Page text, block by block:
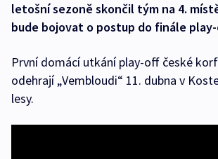
letošní sezoně skončil tým na 4.
bude bojovat o postup do finále
První domácí utkání play-off české
odehrají „Vembloudi“ 11. dubna v
lesy.